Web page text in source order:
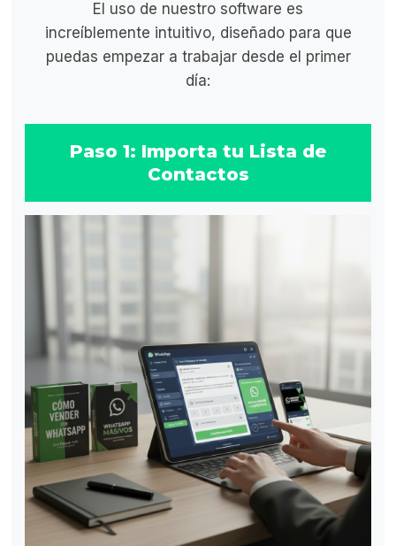
El uso de nuestro software es
increíblemente intuitivo, diseñado para que
puedas empezar a trabajar desde el primer
día:
Paso 1: Importa tu Lista de
Contactos